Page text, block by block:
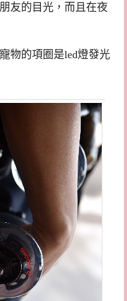
友的目光，而且在夜
物的項圈是led燈發光